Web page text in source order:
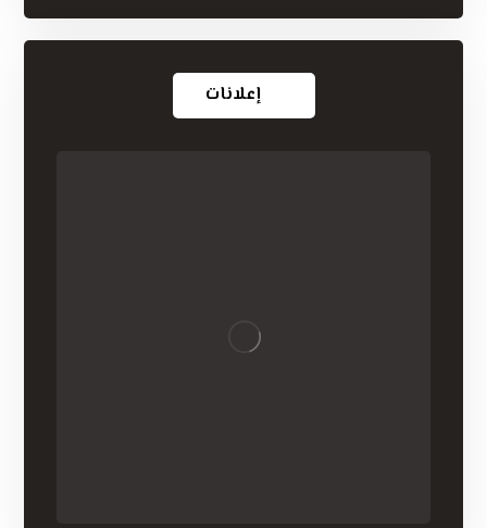
إعلانات